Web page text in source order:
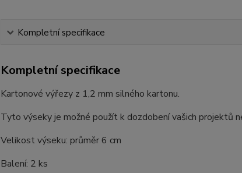
Kompletní specifikace
Kompletní specifikace
Kartonové výřezy z 1,2 mm silného kartonu.
Tyto výseky je možné použít k dozdobení vašich projektů
Velikost výseku: průměr 6 cm
Balení: 2 ks